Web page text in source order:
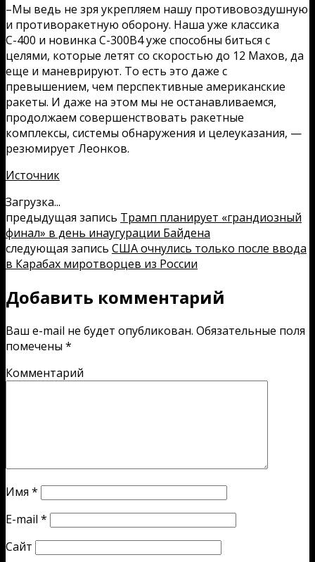
–Мы ведь не зря укрепляем нашу противовоздушную
и противоракетную оборону. Наша уже классика
С-400 и новинка С-300В4 уже способны биться с
целями, которые летят со скоростью до 12 Махов, да
еще и маневрируют. То есть это даже с
превышением, чем перспективные американские
ракеты. И даже на этом мы не останавливаемся,
продолжаем совершенствовать ракетные
комплексы, системы обнаружения и целеуказания, —
резюмирует Леонков.
Источник
Загрузка...
предыдущая запись Трамп планирует «грандиозный
финал» в день инаугурации Байдена
следующая запись США очнулись только после ввода
в Карабах миротворцев из России
Добавить комментарий
Ваш e-mail не будет опубликован. Обязательные поля
помечены *
Комментарий
Имя *
E-mail *
Сайт